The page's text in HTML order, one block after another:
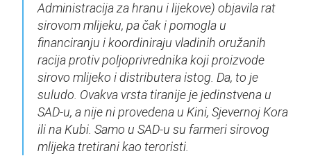
Administracija za hranu i lijekove) objavila rat
sirovom mlijeku, pa čak i pomogla u
financiranju i koordiniraju vladinih oružanih
racija protiv poljoprivrednika koji proizvode
sirovo mlijeko i distributera istog. Da, to je
suludo. Ovakva vrsta tiranije je jedinstvena u
SAD-u, a nije ni provedena u Kini, Sjevernoj Kora
ili na Kubi. Samo u SAD-u su farmeri sirovog
mlijeka tretirani kao teroristi.